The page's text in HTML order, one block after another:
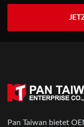
Pan Taiwan bietet